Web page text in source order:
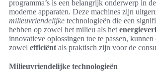
programma’s is een belangrijk onderwerp in
moderne apparaten. Deze machines zijn
milieuvriendelijke technologieën die een
hebben op zowel het milieu als het
innovatieve oplossingen toe te passen, kunnen
zowel efficiënt als praktisch zijn voor de
Milieuvriendelijke technologieën